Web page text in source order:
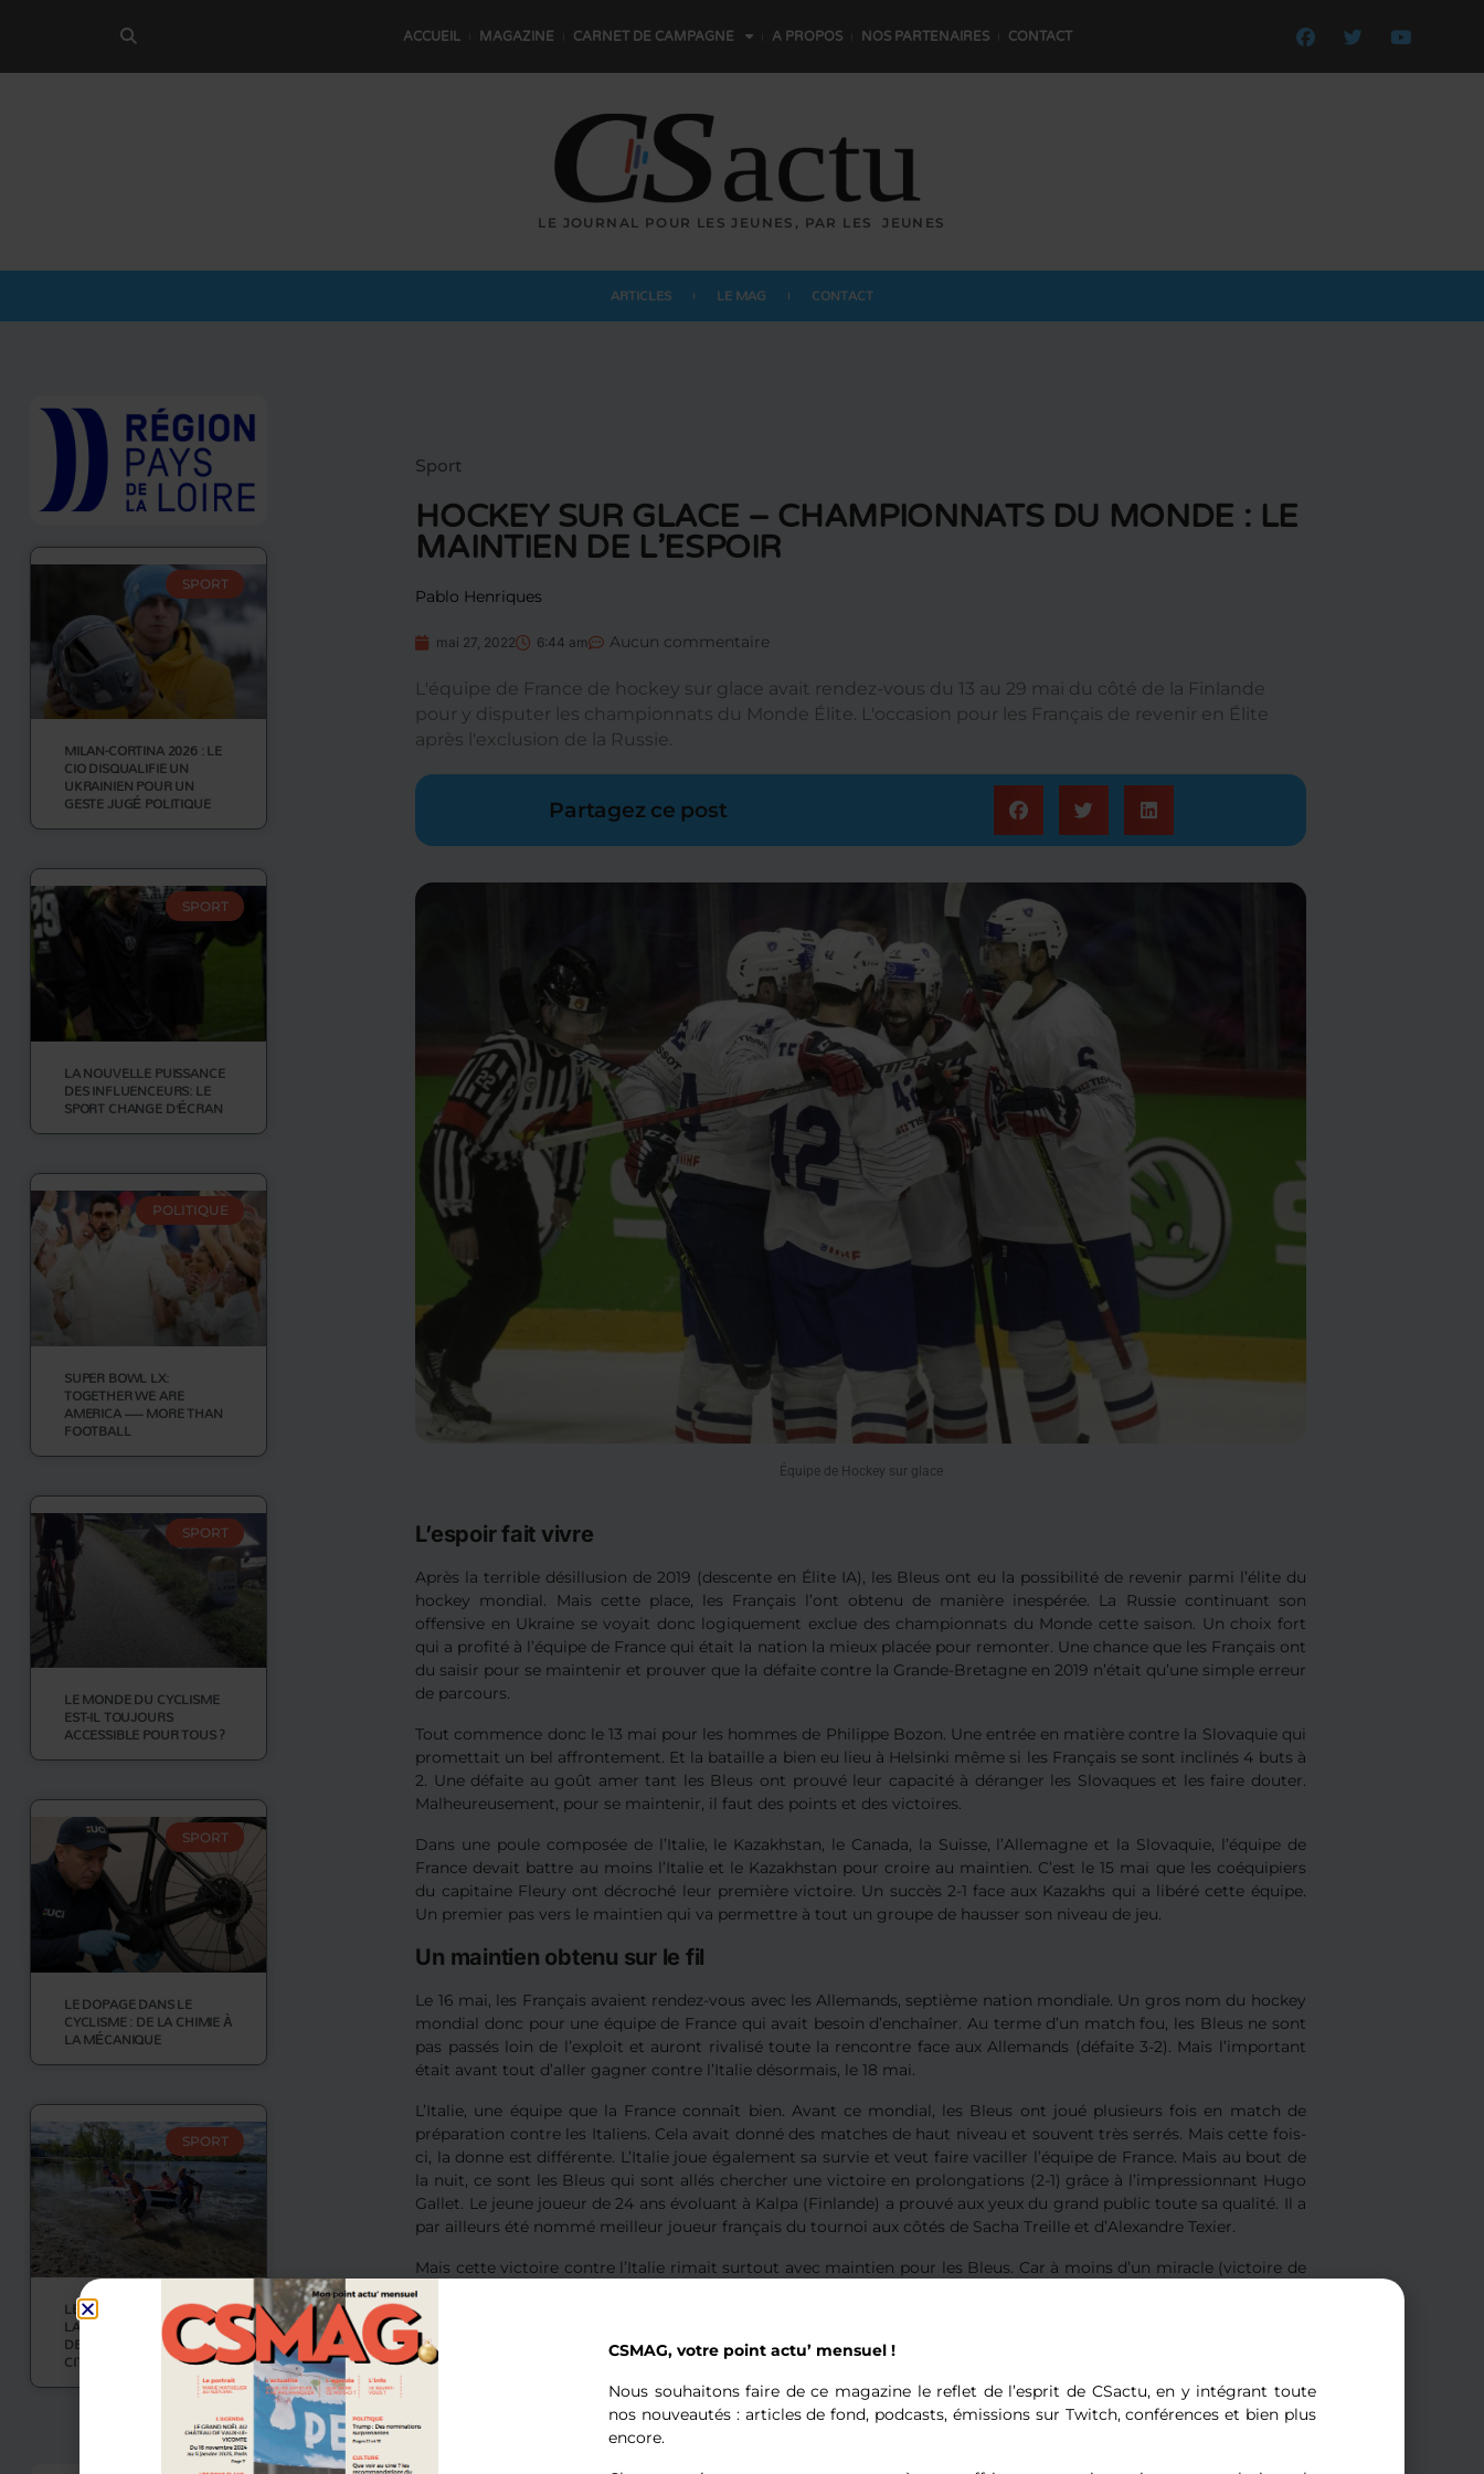
ACCUEIL MAGAZINE CARNET DE CAMPAGNE A PROPOS NOS PARTENAIRES CONTACT
LE JOURNAL POUR LES JEUNES, PA R L E S JEUNES
ARTICLES LE MAG CONTACT
SPORT
MILAN-CORTINA 2026 : LE
CIO DISQUALIFIE UN
UKRAINIEN POUR UN
GESTE JUGÉ POLITIQUE
SPORT
LA NOUVELLE PUISSANCE
DES INFLUENCEURS: LE
SPORT CHANGE D’ÉCRAN
POLITIQUE
SUPER BOWL LX:
TOGETHER WE ARE
AMERICA — MORE THAN
FOOTBALL
SPORT
LE MONDE DU CYCLISME
EST-IL TOUJOURS
ACCESSIBLE POUR TOUS ?
SPORT
LE DOPAGE DANS LE
CYCLISME : DE LA CHIMIE À
LA MÉCANIQUE
SPORT
LE SAUVETAGE SPORTIF : À
LA CROISÉE DU SPORT ET
DE L’ENGAGEMENT
CITOYEN
Sport
HOCKEY SUR GLACE – CHAMPIONNATS DU MONDE : LE
MAINTIEN DE L’ESPOIR
Pablo Henriques
mai 27, 2022 6:44 am Aucun commentaire
L'équipe de France de hockey sur glace avait rendez-vous du 13 au 29 mai du côté de la Finlande
pour y disputer les championnats du Monde Élite. L'occasion pour les Français de revenir en Élite
après l'exclusion de la Russie.
Partagez ce post
Équipe de Hockey sur glace
L’espoir fait vivre
Après la terrible désillusion de 2019 (descente en Élite IA), les Bleus ont eu la possibilité de revenir parmi l’élite du
hockey mondial. Mais cette place, les Français l’ont obtenu de manière inespérée. La Russie continuant son
offensive en Ukraine se voyait donc logiquement exclue des championnats du Monde cette saison. Un choix fort
qui a profité à l’équipe de France qui était la nation la mieux placée pour remonter. Une chance que les Français ont
du saisir pour se maintenir et prouver que la défaite contre la Grande-Bretagne en 2019 n’était qu’une simple erreur
de parcours.
Tout commence donc le 13 mai pour les hommes de Philippe Bozon. Une entrée en matière contre la Slovaquie qui
promettait un bel affrontement. Et la bataille a bien eu lieu à Helsinki même si les Français se sont inclinés 4 buts à
2. Une défaite au goût amer tant les Bleus ont prouvé leur capacité à déranger les Slovaques et les faire douter.
Malheureusement, pour se maintenir, il faut des points et des victoires.
Dans une poule composée de l’Italie, le Kazakhstan, le Canada, la Suisse, l’Allemagne et la Slovaquie, l’équipe de
France devait battre au moins l’Italie et le Kazakhstan pour croire au maintien. C’est le 15 mai que les coéquipiers
du capitaine Fleury ont décroché leur première victoire. Un succès 2-1 face aux Kazakhs qui a libéré cette équipe.
Un premier pas vers le maintien qui va permettre à tout un groupe de hausser son niveau de jeu.
Un maintien obtenu sur le fil
Le 16 mai, les Français avaient rendez-vous avec les Allemands, septième nation mondiale. Un gros nom du hockey
mondial donc pour une équipe de France qui avait besoin d’enchaîner. Au terme d’un match fou, les Bleus ne sont
pas passés loin de l’exploit et auront rivalisé toute la rencontre face aux Allemands (défaite 3-2). Mais l’important
était avant tout d’aller gagner contre l’Italie désormais, le 18 mai.
L’Italie, une équipe que la France connaît bien. Avant ce mondial, les Bleus ont joué plusieurs fois en match de
préparation contre les Italiens. Cela avait donné des matches de haut niveau et souvent très serrés. Mais cette fois-
ci, la donne est différente. L’Italie joue également sa survie et veut faire vaciller l’équipe de France. Mais au bout de
la nuit, ce sont les Bleus qui sont allés chercher une victoire en prolongations (2-1) grâce à l’impressionnant Hugo
Gallet. Le jeune joueur de 24 ans évoluant à Kalpa (Finlande) a prouvé aux yeux du grand public toute sa qualité. Il a
par ailleurs été nommé meilleur joueur français du tournoi aux côtés de Sacha Treille et d’Alexandre Texier.
Mais cette victoire contre l’Italie rimait surtout avec maintien pour les Bleus. Car à moins d’un miracle (victoire de
l’Italie contre le Canada et l’Allemagne), l’équipe de France assurait sa place parmi l’élite mondiale au moins un an
de plus. Une belle récompense pour cette génération qui aura connu beaucoup de déceptions depuis 3 ans. Une
élimination au TQO en août dernier, la descente en Élite IA en 2019… Une belle récompense donc pour tout un
groupe qui a joué à l’unisson pour un seul et même objectif.
Des révélations dans le clan français
Mais dans ce sport collectif, de belles individualités sont sorties du lot. On pense rapidement à Alexandre Texier qui
CSMAG, votre point actu’ mensuel !
Nous souhaitons faire de ce magazine le reflet de l’esprit de CSactu, en y intégrant toute
nos nouveautés : articles de fond, podcasts, émissions sur Twitch, conférences et bien plus
encore.